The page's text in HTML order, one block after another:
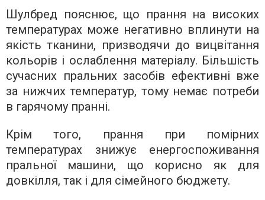
Шулбред пояснює, що прання на високих
температурах може негативно вплинути на
якість тканини, призводячи до вицвітання
кольорів і ослаблення матеріалу. Більшість
сучасних пральних засобів ефективні вже
за нижчих температур, тому немає потреби
в гарячому пранні.
Крім того, прання при помірних
температурах знижує енергоспоживання
пральної машини, що корисно як для
довкілля, так і для сімейного бюджету.